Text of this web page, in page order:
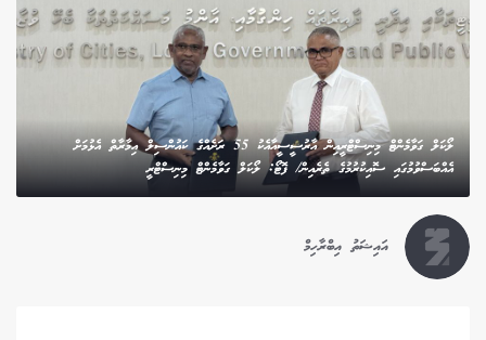
ލޯކަލް ގަވާމެންޓް މިނިސްޓްރީއިން އާރުސީސީއާއެކު 55 ރަށެއްގެ ކައުންސިލް އިމާރާތް އެޅުމަށް
އެއްބަސްވުމުގައި ސޮއިކުރުމުގެ ތެރެއިން/ ފޮޓޯ: ލޯކަލް ގަވާމެންޓް މިނިސްޓްރީ
އައިޝަތު އިބްރާހިމް